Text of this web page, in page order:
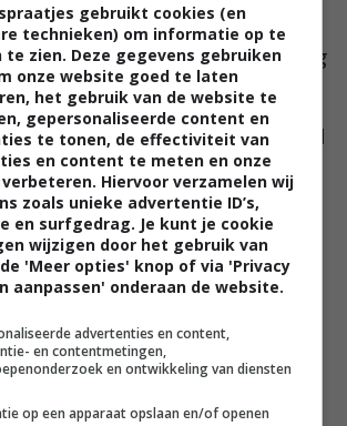
huid hebt, snel last hebt
een product zoekt dat prettig
make-up. Ook mensen die
aan plakkerige zonnebrand
comfort bij een luxere
echter niet
je beter beschermd bent
gebruikt cookies (en
technieken) om informatie op te
te zien. Deze gegevens gebruiken
onze website goed te laten
het gebruik van de website te
gepersonaliseerde content en
te tonen, de effectiviteit van
en content te meten en onze
Hiervoor verzamelen wij
zoals unieke advertentie ID’s,
en surfgedrag. Je kunt je cookie
wijzigen door het gebruik van
'Meer opties' knop of via 'Privacy
aanpassen' onderaan de website.
advertenties en content,
en contentmetingen,
en ontwikkeling van diensten
op een apparaat opslaan en/of openen